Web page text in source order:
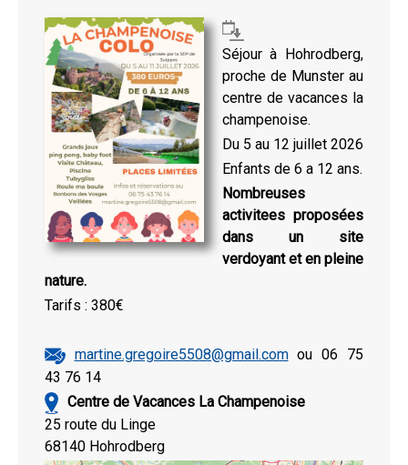
Séjour à Hohrodberg,
proche de Munster au
centre de vacances la
champenoise.
Du 5 au 12 juillet 2026
Enfants de 6 a 12 ans.
Nombreuses
activitees proposées
dans un site
verdoyant et en pleine
nature.
Tarifs : 380€
martine.gregoire5508@gmail.comou 06 75
43 76 14
Centre de Vacances La Champenoise
25 route du Linge
68140 Hohrodberg